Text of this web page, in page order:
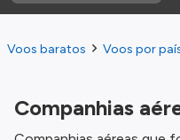
Voos baratos Voos por
Companhias